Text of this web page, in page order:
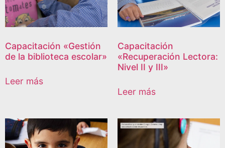
Capacitación «Gestión
de la biblioteca escolar»
Leer más
Capacitación
«Recuperación Lectora:
Nivel II y III»
Leer más